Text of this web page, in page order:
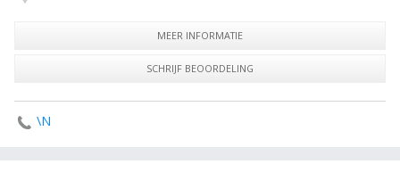
MEER INFORMATIE
SCHRIJF BEOORDELING
\N